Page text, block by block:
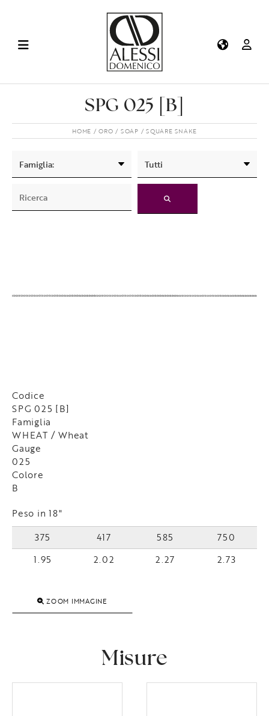
SPG 025 [B]
HOME ORO SOAP SQUARE SNAKE
Codice
SPG 025 [B]
Famiglia
WHEAT / Wheat
Gauge
025
Colore
B
Peso in 18"
375
417 585
750
1.95
2.02 2.27 2.73
ZOOM IMMAGINE
Misure